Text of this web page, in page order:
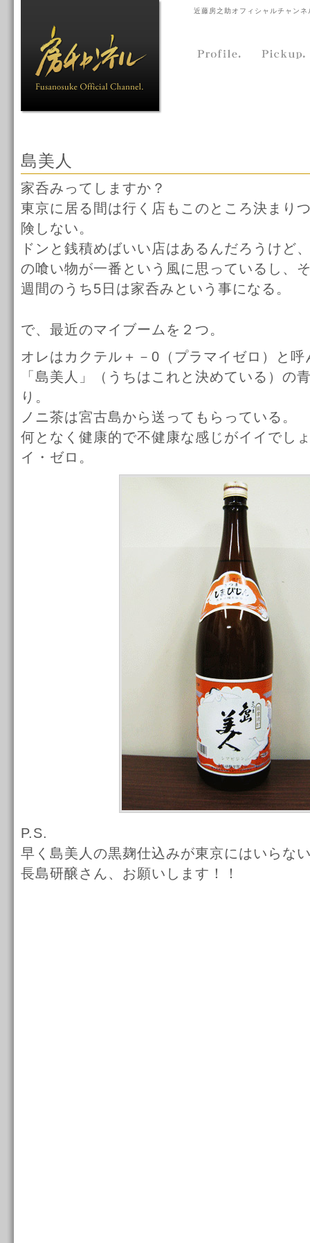
近藤房之助オフィシャルチャン
島美人
家呑みってしますか？
東京に居る間は行く店もこのところ決まり
険しない。
ドンと銭積めばいい店はあるんだろうけど
の喰い物が一番という風に思っているし、
週間のうち5日は家呑みという事になる。
で、最近のマイブームを２つ。
オレはカクテル＋－0（プラマイゼロ）と
「島美人」（うちはこれと決めている）の
り。
ノニ茶は宮古島から送ってもらっている。
何となく健康的で不健康な感じがイイでし
イ・ゼロ。
P.S.
早く島美人の黒麹仕込みが東京にはいらな
長島研醸さん、お願いします！！